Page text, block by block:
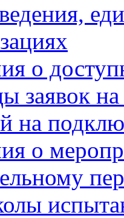
о
заявок
на
о